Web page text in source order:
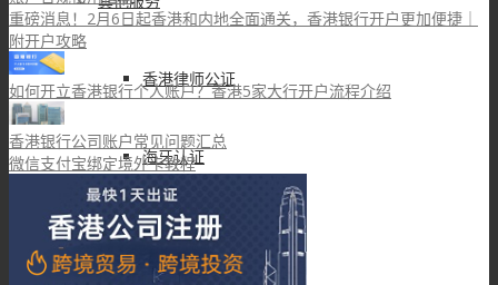
香港律师公证
海牙认证
香港强积金办理
重磅消息！2月6日起香港和内地全面通关，香港银行开户更加便捷｜
附开户攻略
如何开立香港银行个人账户？香港5家大行开户流程介绍
香港银行公司账户常见问题汇总
微信支付宝绑定境外卡教程